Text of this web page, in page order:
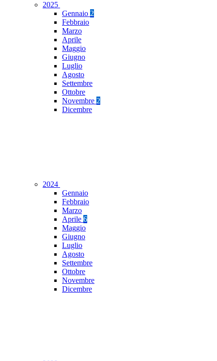
2025
Gennaio 2
Febbraio
Marzo
Aprile
Maggio
Giugno
Luglio
Agosto
Settembre
Ottobre
Novembre 2
Dicembre
2024
Gennaio
Febbraio
Marzo
Aprile 6
Maggio
Giugno
Luglio
Agosto
Settembre
Ottobre
Novembre
Dicembre